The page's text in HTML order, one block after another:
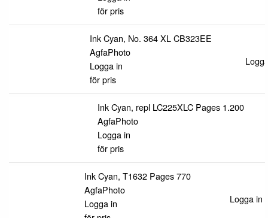
för pris
Ink Cyan, No. 364 XL CB323EE
AgfaPhoto
Logga in
för pris
Ink Cyan, repl LC225XLC Pages 1.200
AgfaPhoto
Logga in
för pris
Ink Cyan, T1632 Pages 770
AgfaPhoto
Logga in
Logga in